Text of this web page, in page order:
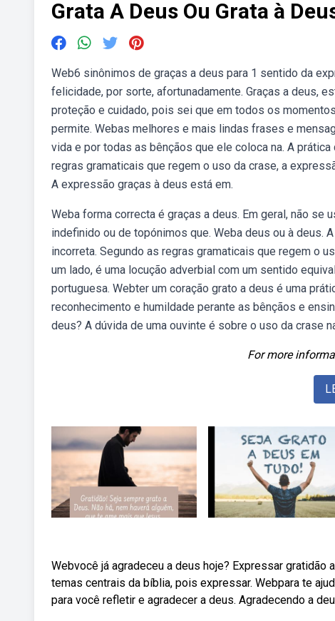
Grata A Deus Ou Grata à
Web6 sinônimos de graças a deus para 1 sentido da
felicidade, por sorte, afortunadamente. Graças a deus,
proteção e cuidado, pois sei que em todos os
permite. Webas melhores e mais lindas frases e
vida e por todas as bênçãos que ele coloca na. A
regras gramaticais que regem o uso da crase, a
A expressão graças à deus está em.
Weba forma correcta é graças a deus. Em geral, não se
indefinido ou de topónimos que. Weba deus ou à deus.
incorreta. Segundo as regras gramaticais que regem o
um lado, é uma locução adverbial com um sentido
portuguesa. Webter um coração grato a deus é uma
reconhecimento e humildade perante as bênçãos e
deus? A dúvida de uma ouvinte é sobre o uso da crase
For more
Webvocê já agradeceu a deus hoje? Expressar
temas centrais da bíblia, pois expressar. Webpara te
para você refletir e agradecer a deus. Agradecendo a